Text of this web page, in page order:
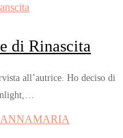
di Rinascita
all’autrice. Ho deciso di
ANNAMARIA